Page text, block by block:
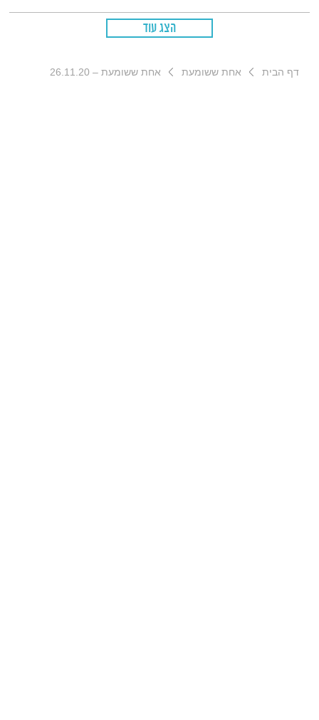
הצג עוד
דף הבית אחת ששומעת אחת ששומעת – 26.11.20